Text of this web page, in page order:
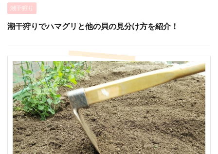
潮干狩り
潮干狩りでハマグリと他の貝の見分け方を紹介！